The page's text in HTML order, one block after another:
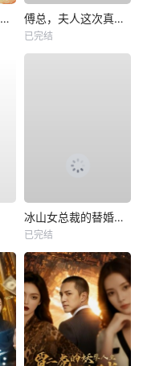
天降太奶奶是修仙老祖 傅总，夫人这次真的死了
已完结
冰山女总裁的替婚兵王
已完结